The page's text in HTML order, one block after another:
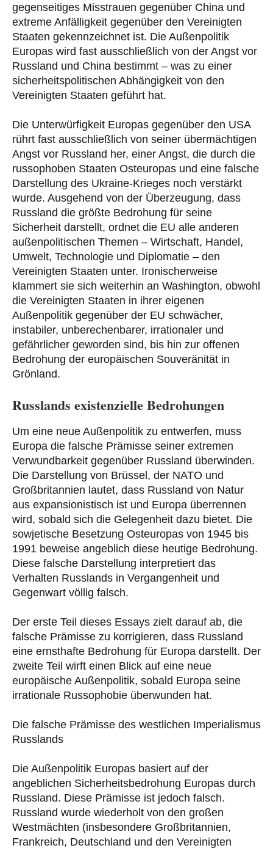
gegenseitiges Misstrauen gegenüber China und
extreme Anfälligkeit gegenüber den Vereinigten
Staaten gekennzeichnet ist. Die Außenpolitik
Europas wird fast ausschließlich von der Angst vor
Russland und China bestimmt – was zu einer
sicherheitspolitischen Abhängigkeit von den
Vereinigten Staaten geführt hat.
Die Unterwürfigkeit Europas gegenüber den USA
rührt fast ausschließlich von seiner übermächtigen
Angst vor Russland her, einer Angst, die durch die
russophoben Staaten Osteuropas und eine falsche
Darstellung des Ukraine-Krieges noch verstärkt
wurde. Ausgehend von der Überzeugung, dass
Russland die größte Bedrohung für seine
Sicherheit darstellt, ordnet die EU alle anderen
außenpolitischen Themen – Wirtschaft, Handel,
Umwelt, Technologie und Diplomatie – den
Vereinigten Staaten unter. Ironischerweise
klammert sie sich weiterhin an Washington, obwohl
die Vereinigten Staaten in ihrer eigenen
Außenpolitik gegenüber der EU schwächer,
instabiler, unberechenbarer, irrationaler und
gefährlicher geworden sind, bis hin zur offenen
Bedrohung der europäischen Souveränität in
Grönland.
Russlands existenzielle Bedrohungen
Um eine neue Außenpolitik zu entwerfen, muss
Europa die falsche Prämisse seiner extremen
Verwundbarkeit gegenüber Russland überwinden.
Die Darstellung von Brüssel, der NATO und
Großbritannien lautet, dass Russland von Natur
aus expansionistisch ist und Europa überrennen
wird, sobald sich die Gelegenheit dazu bietet. Die
sowjetische Besetzung Osteuropas von 1945 bis
1991 beweise angeblich diese heutige Bedrohung.
Diese falsche Darstellung interpretiert das
Verhalten Russlands in Vergangenheit und
Gegenwart völlig falsch.
Der erste Teil dieses Essays zielt darauf ab, die
falsche Prämisse zu korrigieren, dass Russland
eine ernsthafte Bedrohung für Europa darstellt. Der
zweite Teil wirft einen Blick auf eine neue
europäische Außenpolitik, sobald Europa seine
irrationale Russophobie überwunden hat.
Die falsche Prämisse des westlichen Imperialismus
Russlands
Die Außenpolitik Europas basiert auf der
angeblichen Sicherheitsbedrohung Europas durch
Russland. Diese Prämisse ist jedoch falsch.
Russland wurde wiederholt von den großen
Westmächten (insbesondere Großbritannien,
Frankreich, Deutschland und den Vereinigten